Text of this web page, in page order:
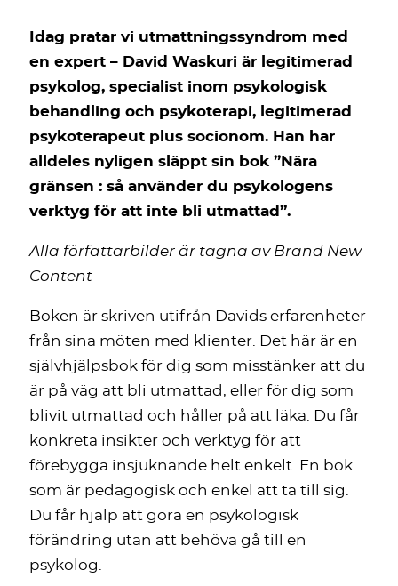
Idag pratar vi utmattningssyndrom med
en expert – David Waskuri är legitimerad
psykolog, specialist inom psykologisk
behandling och psykoterapi, legitimerad
psykoterapeut plus socionom. Han har
alldeles nyligen släppt sin bok ”Nära
gränsen : så använder du psykologens
verktyg för att inte bli utmattad”.
Alla författarbilder är tagna av Brand New
Content
Boken är skriven utifrån Davids erfarenheter
från sina möten med klienter. Det här är en
självhjälpsbok för dig som misstänker att du
är på väg att bli utmattad, eller för dig som
blivit utmattad och håller på att läka. Du får
konkreta insikter och verktyg för att
förebygga insjuknande helt enkelt. En bok
som är pedagogisk och enkel att ta till sig.
Du får hjälp att göra en psykologisk
förändring utan att behöva gå till en
psykolog.